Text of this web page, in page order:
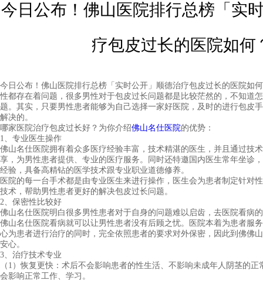
今日公布！佛山医院排行总榜「实
疗包皮过长的医院如何
今日公布！佛山医院排行总榜「实时公开」顺德治疗包皮过长的医院如
性都存在着问题，很多男性对于包皮过长问题都是比较茫然的，不知道
题。其实，只要男性患者能够为自己选择一家好医院，及时的进行包皮
解决的。
哪家医院治疗包皮过长好？为你介绍佛山名仕医院的优势：
1、专业医生操作
佛山名仕医院拥有着众多医疗经验丰富，技术精湛的医生，并且通过技
享，为男性患者提供、专业的医疗服务。同时还特邀国内医生常年坐诊
经验，具备高精钻的医学技术跟专业职业道德修养。
医院的每一台手术都是由专业医生来进行操作，医生会为患者制定针对
技术，帮助男性患者更好的解决包皮过长问题。
2、保密性比较好
佛山名仕医院明白很多男性患者对于自身的问题难以启齿，去医院看病
佛山名仕医院看病就可以让男性患者没有后顾之忧。医院本着为患者服
心为患者进行治疗的同时，完全依照患者的要求对外保密，因此到佛佛
安心。
3、治疗技术专业
（1）恢复更快：术后不会影响患者的性生活、不影响未成年人阴茎的
会影响正常工作、学习。